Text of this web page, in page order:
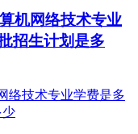
机网络技术专业
招生计划是多